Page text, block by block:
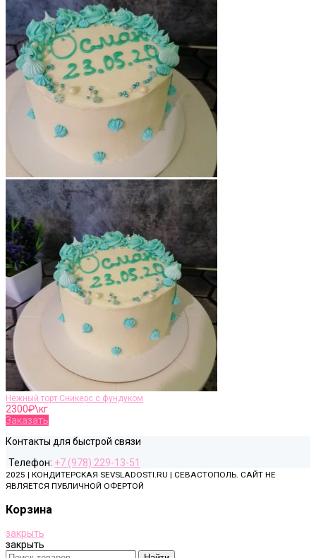
Нежный торт Сникерс с фундуком
2300₽\кг
Заказать
Контакты для быстрой связи
Телефон: +7 (978) 229-13-51
2025 | КОНДИТЕРСКАЯ SEVSLADOSTI.RU | СЕВАСТОПОЛЬ. САЙТ НЕ
ЯВЛЯЕТСЯ ПУБЛИЧНОЙ ОФЕРТОЙ
Корзина
закрыть
закрыть